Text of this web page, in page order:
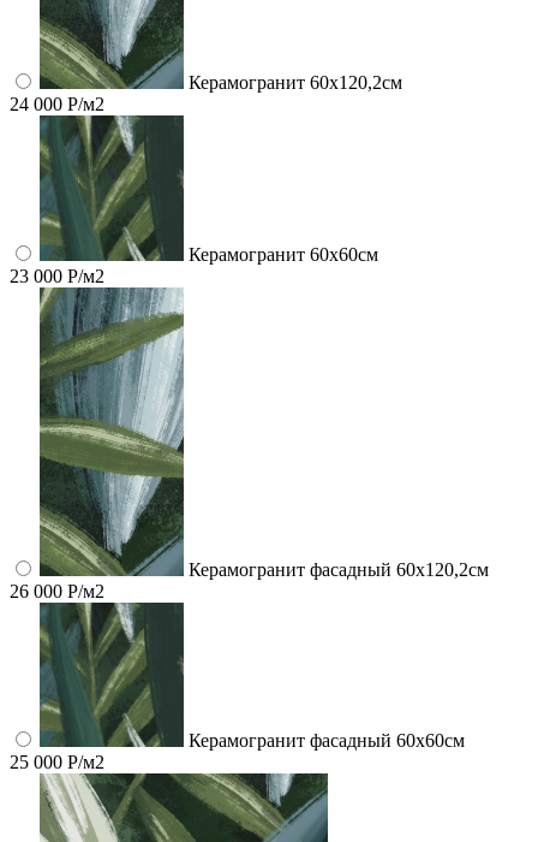
Керамогранит 60x120,2см
24 000 Р/м2
Керамогранит 60x60см
23 000 Р/м2
Керамогранит фасадный 60x120,2см
26 000 Р/м2
Керамогранит фасадный 60x60см
25 000 Р/м2